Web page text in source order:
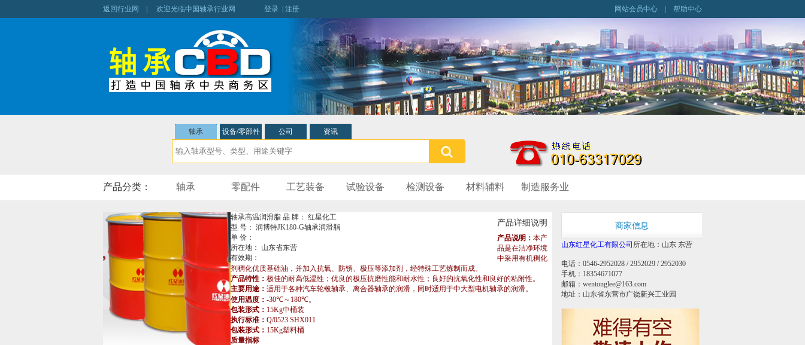
返回行业网 | 欢迎光临中国轴承行业网 登录 注册 网站会员中心 帮助中心
轴承 设备/零部件 公司 资讯
产品分类： 轴承 零配件 工艺装备 试验设备 检测设备 材料辅料 制造服务业
轴承高温润滑脂 品 牌： 红星化工
型 号： 润博特JK180-G轴承润滑脂
单 价：
所在地： 山东省东营
有效期：
产品详细说明
产品说明： 本产
品是在洁净环境
中采用有机稠化
剂稠化优质基础油，并加入抗氧、防锈、极压等添加剂，经特殊工艺炼制而成。
产品特性： 极佳的耐高低温性；优良的极压抗磨性能和耐水性；良好的抗氧化性和良好的粘附性。
主要用途： 适用于各种汽车轮毂轴承、离合器轴承的润滑，同时适用于中大型电机轴承的润滑。
使用温度： -30℃～ 180℃。
包装形式： 15Kg中桶装
执行标准： Q/0523 SHX011
包装形式： 15Kg塑料桶
质量指标
商家信息
山东红星化工有限公司 所在地：山东 东营
电话：0546-2952028 / 2952029 / 2952030
手机：18354671077
邮箱：wentonglee@163.com
地址：山东省东营市广饶新兴工业园